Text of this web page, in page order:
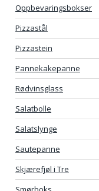
Oppbevaringsbokser
Pizzastål
Pizzastein
Pannekakepanne
Rødvinsglass
Salatbolle
Salatslynge
Sautepanne
Skjærefjøl i Tre